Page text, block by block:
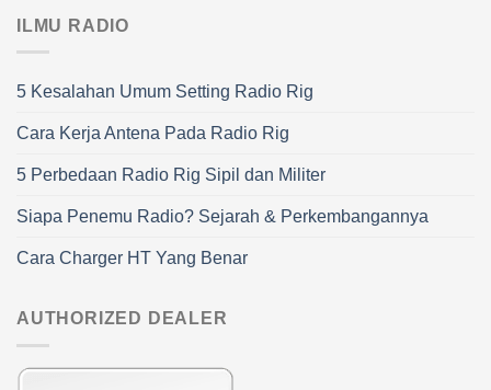
ILMU RADIO
5 Kesalahan Umum Setting Radio Rig
Cara Kerja Antena Pada Radio Rig
5 Perbedaan Radio Rig Sipil dan Militer
Siapa Penemu Radio? Sejarah & Perkembangannya
Cara Charger HT Yang Benar
AUTHORIZED DEALER